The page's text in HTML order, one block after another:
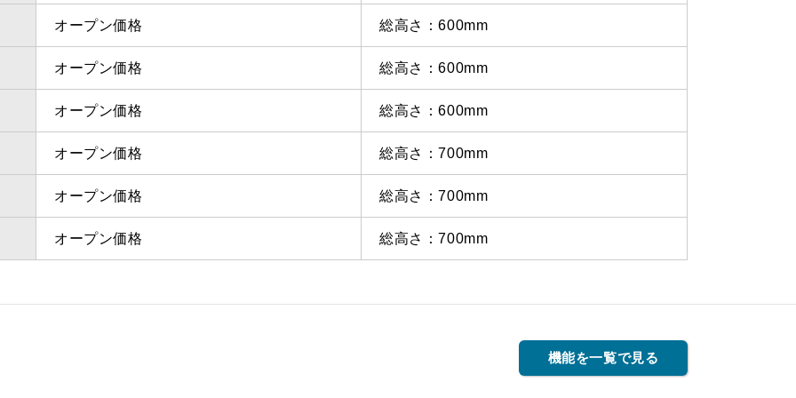
オープン価格 総高さ：600mm
オープン価格 総高さ：600mm
オープン価格 総高さ：600mm
オープン価格 総高さ：700mm
オープン価格 総高さ：700mm
オープン価格 総高さ：700mm
機能を一覧で見る